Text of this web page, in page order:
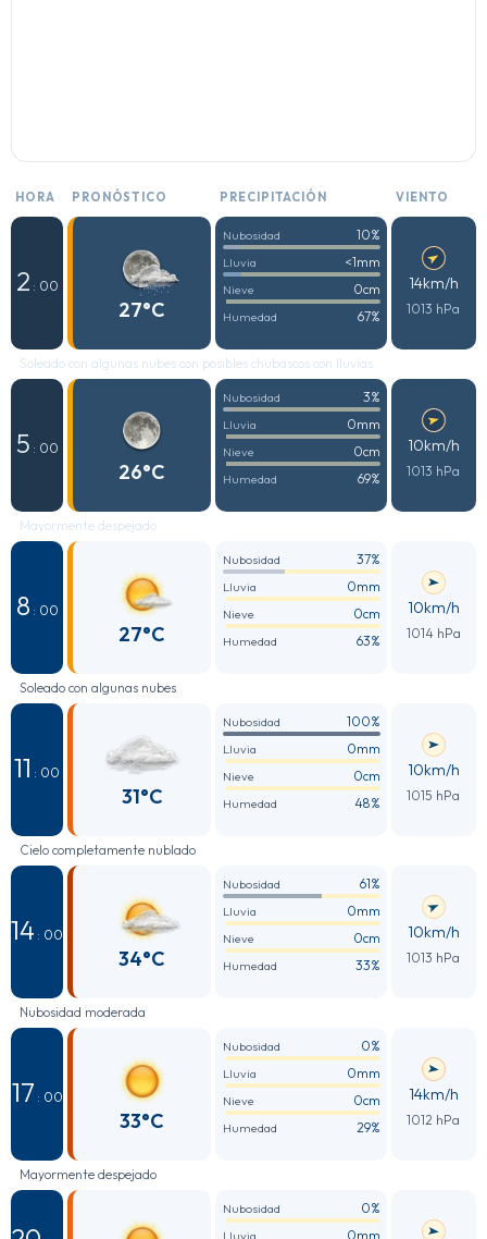
HORA PRONÓSTICO PRECIPITACIÓN VIENTO
2 : 00
27°C
Nubosidad 10%
Lluvia <1mm
Nieve 0cm
Humedad 67%
14km/h
1013 hPa
Soleado con algunas nubes con posibles chubascos con lluvias
5 : 00
26°C
Nubosidad 3%
Lluvia 0mm
Nieve 0cm
Humedad 69%
10km/h
1013 hPa
Mayormente despejado
8 : 00
27°C
Nubosidad 37%
Lluvia 0mm
Nieve 0cm
Humedad 63%
10km/h
1014 hPa
Soleado con algunas nubes
11 : 00
31°C
Nubosidad 100%
Lluvia 0mm
Nieve 0cm
Humedad 48%
10km/h
1015 hPa
Cielo completamente nublado
14 : 00
34°C
Nubosidad 61%
Lluvia 0mm
Nieve 0cm
Humedad 33%
10km/h
1013 hPa
Nubosidad moderada
17 : 00
33°C
Nubosidad 0%
Lluvia 0mm
Nieve 0cm
Humedad 29%
14km/h
1012 hPa
Mayormente despejado
Nubosidad 0%
Lluvia 0mm